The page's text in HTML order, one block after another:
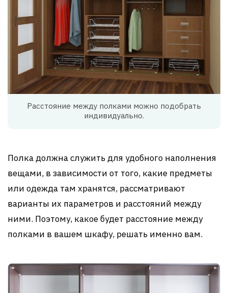
Расстояние между полками можно подобрать
индивидуально.
Полка должна служить для удобного наполнения
вещами, в зависимости от того, какие предметы
или одежда там хранятся, рассматривают
варианты их параметров и расстояний между
ними. Поэтому, какое будет расстояние между
полками в вашем шкафу, решать именно вам.